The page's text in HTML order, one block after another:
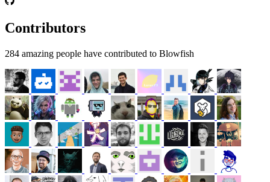
Contributors
284 amazing people have contributed to Blowfish